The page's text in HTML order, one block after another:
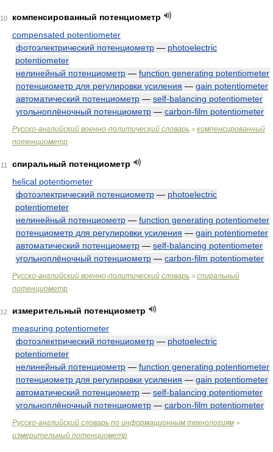
10
компенсированный потенциометр
compensated potentiometer
фотоэлектрический потенциометр — photoelectric
potentiometer
нелинейный потенциометр — function generating potentiometer
потенциометр для регулировки усиления — gain potentiometer
автоматический потенциометр — self-balancing potentiometer
угольноплёночный потенциометр — carbon-film potentiometer
Русско-английский военно-политический словарь > компенсированный
потенциометр
11
спиральный потенциометр
helical potentiometer
фотоэлектрический потенциометр — photoelectric
potentiometer
нелинейный потенциометр — function generating potentiometer
потенциометр для регулировки усиления — gain potentiometer
автоматический потенциометр — self-balancing potentiometer
угольноплёночный потенциометр — carbon-film potentiometer
Русско-английский военно-политический словарь > спиральный
потенциометр
12
измерительный потенциометр
measuring potentiometer
фотоэлектрический потенциометр — photoelectric
potentiometer
нелинейный потенциометр — function generating potentiometer
потенциометр для регулировки усиления — gain potentiometer
автоматический потенциометр — self-balancing potentiometer
угольноплёночный потенциометр — carbon-film potentiometer
Русско-английский словарь по информационным технологиям >
измерительный потенциометр